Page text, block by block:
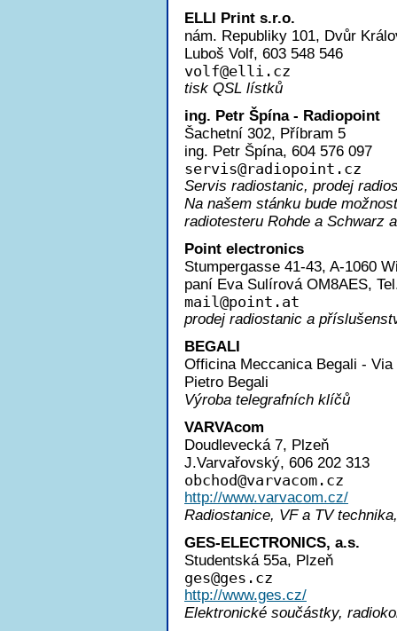
ELLI Print s.r.o.
nám. Republiky 101, Dvůr
Luboš Volf, 603 548 546
volf@elli.cz
tisk QSL lístků
ing. Petr Špína - Radiopoint
Šachetní 302, Příbram 5
ing. Petr Špína, 604 576 097
servis@radiopoint.cz
Servis radiostanic, prodej
Na našem stánku bude
radiotesteru Rohde a Schwarz
Point electronics
Stumpergasse 41-43, A-1060
paní Eva Sulírová OM8AES,
mail@point.at
prodej radiostanic a
BEGALI
Officina Meccanica Begali -
Pietro Begali
Výroba telegrafních klíčů
VARVAcom
Doudlevecká 7, Plzeň
J.Varvařovský, 606 202 313
obchod@varvacom.cz
http://www.varvacom.cz/
Radiostanice, VF a TV
GES-ELECTRONICS, a.s.
Studentská 55a, Plzeň
ges@ges.cz
http://www.ges.cz/
Elektronické součástky,